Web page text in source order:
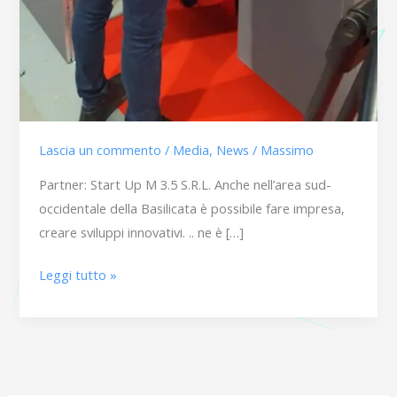
Lascia un commento / Media, News / Massimo
Partner: Start Up M 3.5 S.R.L. Anche nell’area sud-
occidentale della Basilicata è possibile fare impresa,
creare sviluppi innovativi. .. ne è […]
Leggi tutto »